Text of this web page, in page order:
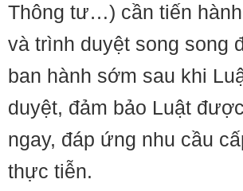
Thông tư…) cần tiến
và trình duyệt song song
ban hành sớm sau khi
duyệt, đảm bảo Luật
ngay, đáp ứng nhu cầu
thực tiễn.